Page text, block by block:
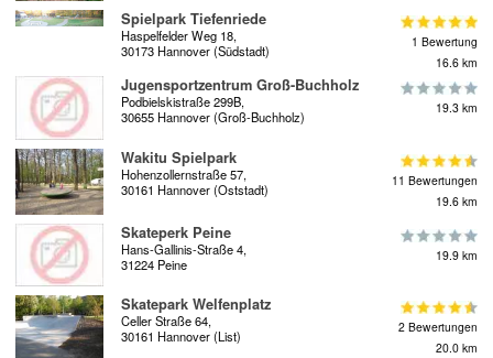
Spielpark Tiefenriede
Haspelfelder Weg 18,
30173 Hannover (Südstadt)
1 Bewertung
16.6 km
Jugensportzentrum Groß-Buchholz
Podbielskistraße 299B,
30655 Hannover (Groß-Buchholz)
19.3 km
Wakitu Spielpark
Hohenzollernstraße 57,
30161 Hannover (Oststadt)
11 Bewertungen
19.6 km
Skateperk Peine
Hans-Gallinis-Straße 4,
31224 Peine
19.9 km
Skatepark Welfenplatz
Celler Straße 64,
30161 Hannover (List)
2 Bewertungen
20.0 km